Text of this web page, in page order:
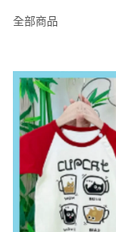
全部商品